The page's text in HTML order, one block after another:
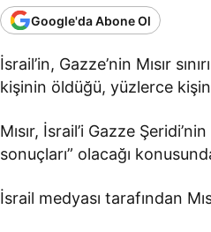
Google'da Abone Ol
İsrail’in, Gazze’nin Mısır
kişinin öldüğü, yüzlerce
Mısır, İsrail’i Gazze
sonuçları” olacağı
İsrail medyası tarafından